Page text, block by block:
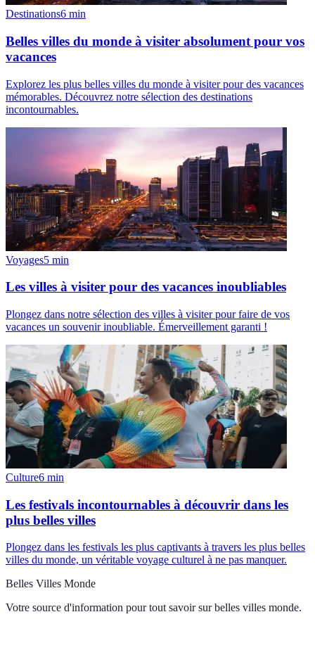
Destinations6 min
Belles villes du monde à visiter absolument pour vos
vacances
Explorez les plus belles villes du monde à visiter pour des vacances
mémorables. Découvrez notre sélection des destinations
incontournables.
Voyages5 min
Les villes à visiter pour des vacances inoubliables
Plongez dans notre sélection des villes à visiter pour faire de vos
vacances un souvenir inoubliable. Émerveillement garanti !
Culture6 min
Les festivals incontournables à découvrir dans les
plus belles villes
Plongez dans les festivals les plus captivants à travers les plus belles
villes du monde, un véritable voyage culturel à ne pas manquer.
Belles Villes Monde
Votre source d'information pour tout savoir sur belles villes monde.